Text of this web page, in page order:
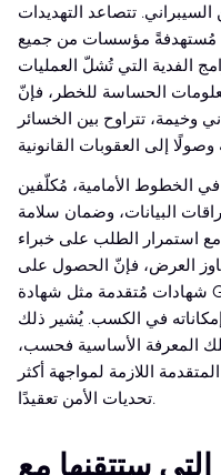
تتصاعد التهديدات
مُستهدفةً مؤسسات من جميع
الفدية التي تُشلّ العمليات
الحساسة للخطر، فإنّ
وخيمة، تتراوح بين الخسائر
الخطوط الأمامية، مُكلّفين
البيانات، وضمان سلامة
استمرار الطلب على خبراء
العرض، فإنّ الحصول على
شهادات مُتقدمة مثل شهادة GIAC GXPN يُعزز بشكل كبير فرص
في الكسب. يُشير ذلك
المعرفة الأساسية فحسب،
اللازمة لمواجهة أكثر
تحديات الأمن تعقيدًا.
ستتقنها مع